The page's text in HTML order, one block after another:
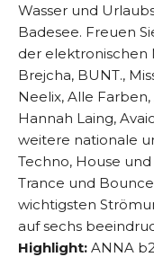
Wasser und
Badesee. Freuen
der elektronischen
Brejcha, BUNT.,
Neelix, Alle
Hannah Laing,
weitere nationale
Techno, House
Trance und
wichtigsten
auf sechs
Highlight: ANNA